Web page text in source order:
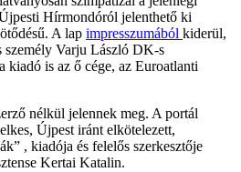
Hírmondóról jelenthető ki
A lap impresszumából kiderül,
személy Varju László DK-s
kiadó is az ő cége, az Euroatlanti
nélkül jelennek meg. A portál
Újpest iránt elkötelezett,
, kiadója és felelős szerkesztője
Kertai Katalin.